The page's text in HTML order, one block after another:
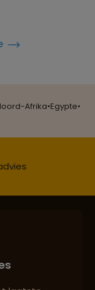
Afrika•Egypte•
en milieu